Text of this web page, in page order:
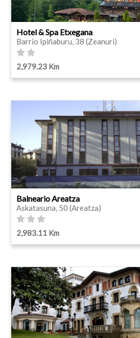
Hotel & Spa Etxegana
Barrio Ipiñaburu, 38 (Zeanuri)
2,979.23 Km
Balneario Areatza
Askatasuna, 50 (Areatza)
2,983.11 Km